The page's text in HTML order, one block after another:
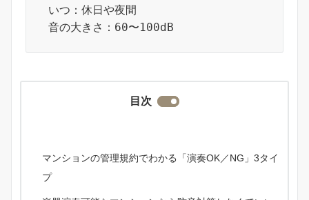
いつ：休日や夜間
音の大きさ：60〜100dB
目次
マンションの管理規約でわかる「演奏OK／NG」3タイ
プ